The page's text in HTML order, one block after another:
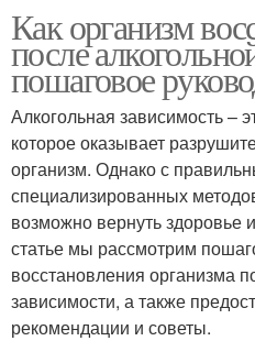
Как организм
после
пошаговое
Алкогольная зависимость –
которое оказывает
организм. Однако с
специализированных
возможно вернуть здоровье
статье мы рассмотрим
восстановления организма
зависимости, а также
рекомендации и советы.